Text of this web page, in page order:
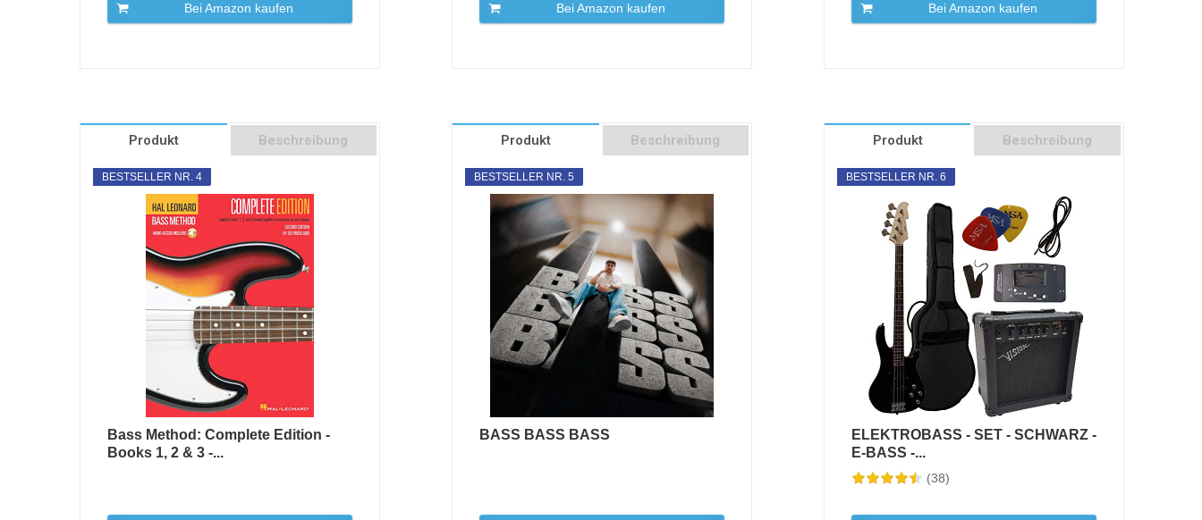
Bei Amazon kaufen Bei Amazon kaufen Bei Amazon kaufen
Produkt Beschreibung
BESTSELLER NR. 4
Bass Method: Complete Edition -
Books 1, 2 & 3 -...
Produkt Beschreibung
BESTSELLER NR. 5
BASS BASS BASS
Produkt Beschreibung
BESTSELLER NR. 6
ELEKTROBASS - SET - SCHWARZ -
E-BASS -...
(38)